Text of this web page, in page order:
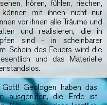
hören, fühlen, riechen,
mit ihnen nicht nur
vor ihnen alle Träume und
und realisieren, die in
sind - in scheinbarer
Schein des Feuers wird die
und das Materielle
Geologen haben das
ausgerufen, die Erde ist